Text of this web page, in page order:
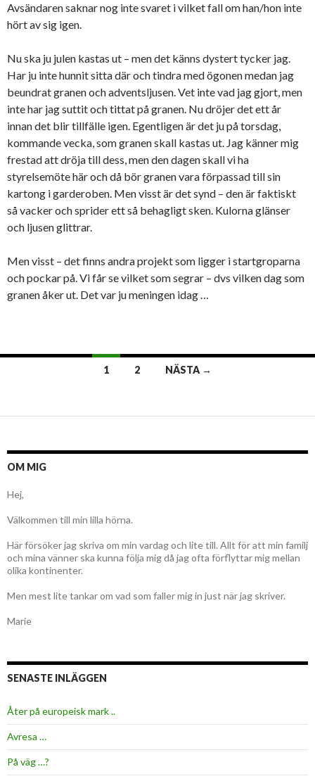
Avsändaren saknar nog inte svaret i vilket fall om han/hon inte
hört av sig igen.
Nu ska ju julen kastas ut – men det känns dystert tycker jag.
Har ju inte hunnit sitta där och tindra med ögonen medan jag
beundrat granen och adventsljusen. Vet inte vad jag gjort, men
inte har jag suttit och tittat på granen. Nu dröjer det ett år
innan det blir tillfälle igen. Egentligen är det ju på torsdag,
kommande vecka, som granen skall kastas ut. Jag känner mig
frestad att dröja till dess, men den dagen skall vi ha
styrelsemöte här och då bör granen vara förpassad till sin
kartong i garderoben. Men visst är det synd – den är faktiskt
så vacker och sprider ett så behagligt sken. Kulorna glänser
och ljusen glittrar.
Men visst – det finns andra projekt som ligger i startgroparna
och pockar på. Vi får se vilket som segrar – dvs vilken dag som
granen åker ut. Det var ju meningen idag …
Inläggsnavigering
1 2 NÄSTA →
OM MIG
Hej,
Välkommen till min lilla hörna.
Här försöker jag skriva om min vardag och lite till. Allt för att min familj
och mina vänner ska kunna följa mig då jag ofta förflyttar mig mellan
olika kontinenter.
Men mest lite tankar om vad som faller mig in just när jag skriver.
Marie
SENASTE INLÄGGEN
Åter på europeisk mark ..
Avresa …
På väg …?